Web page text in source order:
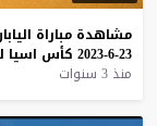
مشاهدة مباراة
23-6-2023
كأس اسيا
منذ 3 سنوات